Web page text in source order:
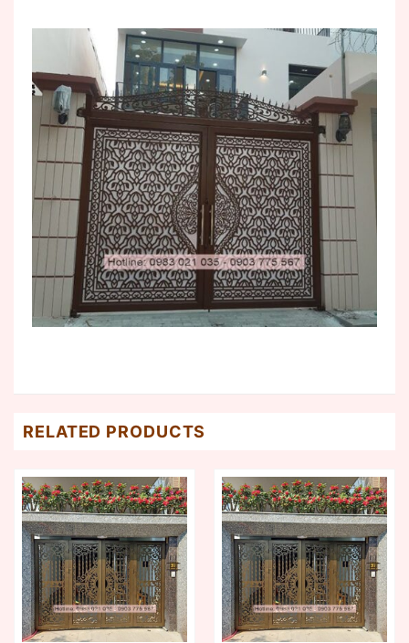
RELATED PRODUCTS